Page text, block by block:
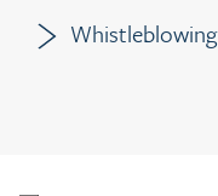
Whistleblowing